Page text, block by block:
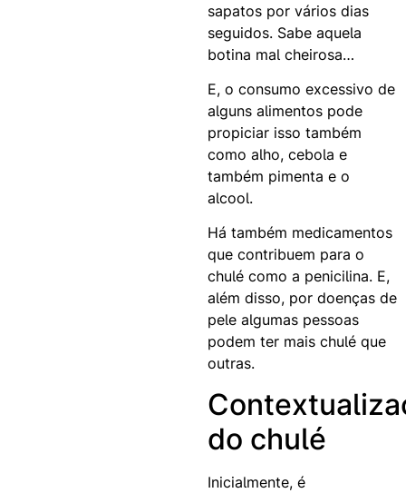
sapatos por vários dias
seguidos. Sabe aquela
botina mal cheirosa…
E, o consumo excessivo de
alguns alimentos pode
propiciar isso também
como alho, cebola e
também pimenta e o
alcool.
Há também medicamentos
que contribuem para o
chulé como a penicilina. E,
além disso, por doenças de
pele algumas pessoas
podem ter mais chulé que
outras.
do chulé
Inicialmente, é